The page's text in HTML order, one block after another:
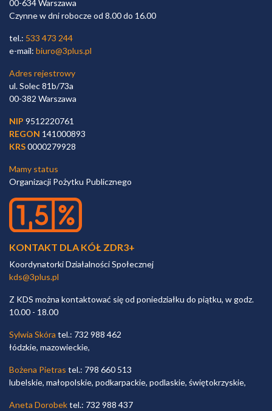
00-634 Warszawa
Czynne w dni robocze od 8.00 do 16.00
tel.: 533 473 244
e-mail: biuro@3plus.pl
Adres rejestrowy
ul. Solec 81b/73a
00-382 Warszawa
NIP 9512220761
REGON 141000893
KRS0000279928
Mamy status
Organizacji Pożytku Publicznego
KONTAKT DLA KÓŁ ZDR3+
Koordynatorki Działalności Społecznej
kds@3plus.pl
Z KDS można kontaktować się od poniedziałku do piątku, w godz.
10.00 - 18.00
Sylwia Skóra tel.: 732 988 462
łódzkie, mazowieckie,
Bożena Pietras tel.: 798 660 513
lubelskie, małopolskie, podkarpackie, podlaskie, świętokrzyskie,
Aneta Dorobektel.: 732 988 437